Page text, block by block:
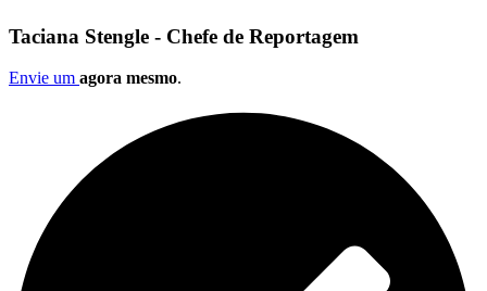
Taciana Stengle - Chefe de Reportagem
Envie um agora mesmo.